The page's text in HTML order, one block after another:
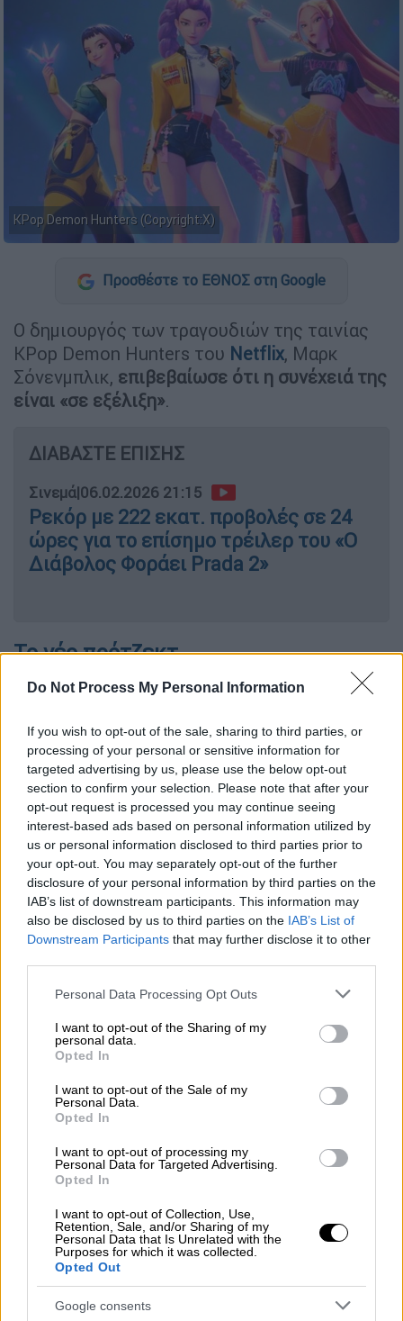
Do Not Process My Personal Information
If you wish to opt-out of the sale, sharing to third parties, or
processing of your personal or sensitive information for
targeted advertising by us, please use the below opt-out
section to confirm your selection. Please note that after your
opt-out request is processed you may continue seeing
interest-based ads based on personal information utilized by
us or personal information disclosed to third parties prior to
your opt-out. You may separately opt-out of the further
disclosure of your personal information by third parties on the
IAB’s list of downstream participants. This information may
also be disclosed by us to third parties on the IAB’s List of
Downstream Participants that may further disclose it to other
Please note that this website/app uses one or more Google
not limited to your visit or usage behaviour. You may click to
grant or deny consent to Google and its third-party tags to
use your data for below specified purposes in below Google
consent section.
Personal Data Processing Opt Outs
I want to opt-out of the Sharing of my
personal data.
Opted In
I want to opt-out of the Sale of my
Personal Data.
Opted In
I want to opt-out of processing my
Personal Data for Targeted Advertising.
Opted In
I want to opt-out of Collection, Use,
Retention, Sale, and/or Sharing of my
Personal Data that Is Unrelated with the
Purposes for which it was collected.
Opted Out
Google consents
KPop Demon Hunters (Copyright:X)
Προσθέστε το ΕΘΝΟΣ στη Google
Ο δημιουργός των τραγουδιών της ταινίας
KPop Demon Hunters του Netflix, Μαρκ
Σόνενμπλικ, επιβεβαίωσε ότι η συνέχειά της
είναι «σε εξέλιξη».
ΔΙΑΒΑΣΤΕ ΕΠΙΣΗΣ
Σινεμά|06.02.2026 21:15
Ρεκόρ με 222 εκατ. προβολές σε 24
ώρες για το επίσημο τρέιλερ του «Ο
Διάβολος Φοράει Prada 2»
Το νέο πρότζεκτ
Το KPop Demon Hunters είναι ένα μιούζικαλ
δημοφιλές γυναικείο συγκρότημα K-pop
HUNTR/X, το οποίο ζει μια διπλή ζωή
πολεμώντας ένα αντίπαλο boy band, τους
Saja Boys, οι οποίοι αποδεικνύονται
δαίμονες.
Το κύριο τραγούδι της ταινίας, «Golden»,
έγινε γρήγορα η επιτυχία του καλοκαιριού,
κερδίζοντας έπαθλα στις τελετές απονομής
των Χρυσών Σφαιρών όσο και των βραβείων
της Ένωσης Κριτικών Κινηματογράφου
(Critics’ Choice Awards).
Νωρίτερα αυτόν τον μήνα, το «Golden»έγινε
το πρώτο K-pop τραγούδι που κέρδισε στα
στα επερχόμενα Όσκαρ στην κατηγορία
Καλύτερου Πρωτότυπου Τραγουδιού
«Αυτό το τραγούδι θα μπορούσε να είχε
εξαφανιστεί.
Ο μόνος λόγος που υπήρξε
απάντησαν και είπαν σε άλλους ανθρώπους
να παρακολουθήσουν την ταινία» δήλωσε ο
Μαρκ Σόνενμπλικ στο BBC. Ο Σόνενμπλικ
έγραψε το «Golden» μαζί με την Ejae, τον Ido